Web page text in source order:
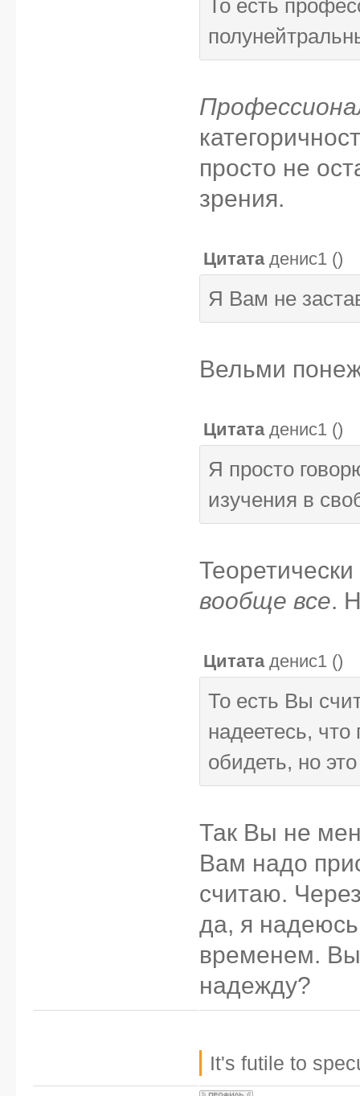
То есть
просто не
зрения.
Цитата денис1 ()
Я Вам не
Вельми
Цитата денис1 ()
Я просто
изучения в
вообще все.
Цитата денис1 ()
То есть Вы
надеетесь,
обидеть, но
Так Вы не
Вам надо
считаю.
да, я
временем. Вы
надежду?
It's futile to